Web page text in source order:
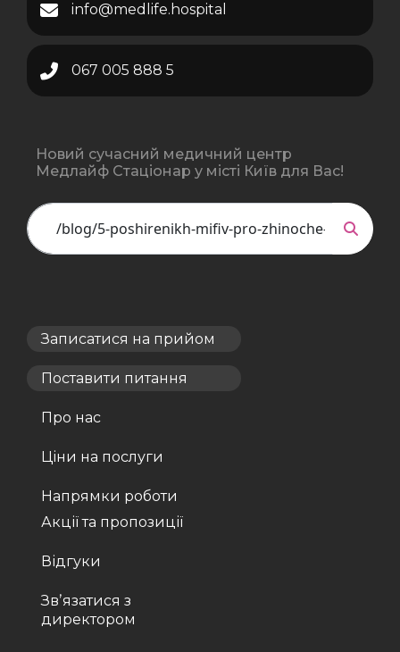
info@medlife.hospital
067 005 888 5
Новий сучасний медичний центр
Медлайф Стаціонар у місті Київ для Вас!
Записатися на прийом
Поставити питання
Про нас
Ціни на послуги
Напрямки роботи
Акції та пропозиції
Відгуки
Звʼязатися з
директором